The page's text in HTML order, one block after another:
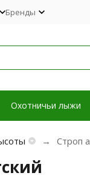
Бренды
Охотничьи лыжи
Строп